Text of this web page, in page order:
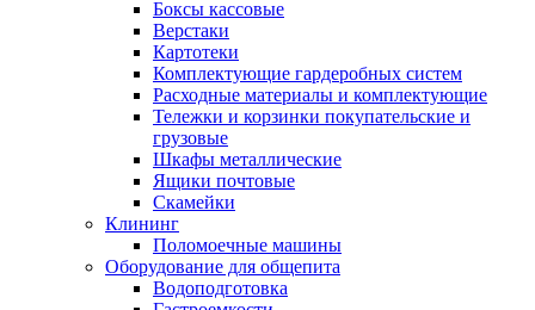
Боксы кассовые
Верстаки
Картотеки
Комплектующие гардеробных систем
Расходные материалы и комплектующие
Тележки и корзинки покупательские и
грузовые
Шкафы металлические
Ящики почтовые
Скамейки
Клининг
Поломоечные машины
Оборудование для общепита
Водоподготовка